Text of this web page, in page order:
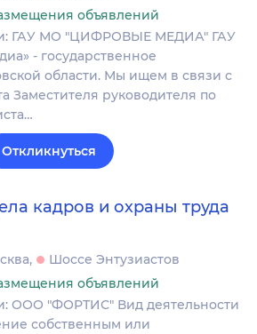
объявлений
ГАУ МО "ЦИФРОВЫЕ МЕДИА" ГАУ
- государственное
области. Мы ищем в связи с
Заместителя руководителя по
Откликнуться
кадров и охраны труда
Шоссе Энтузиастов
объявлений
ООО "ФОРТИС" Вид деятельности
собственным или